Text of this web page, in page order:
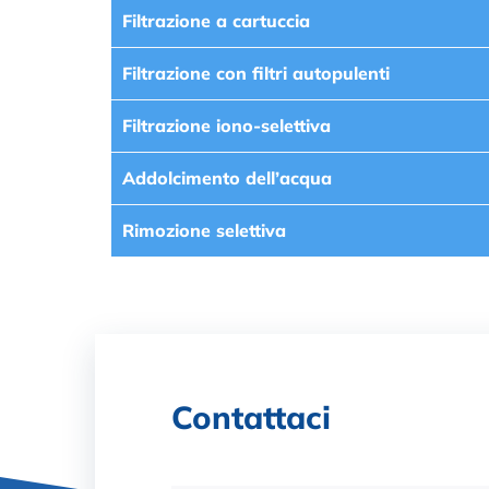
Filtrazione a cartuccia
Filtrazione con filtri autopulenti
Filtrazione iono-selettiva
Addolcimento dell’acqua
Rimozione selettiva
Contattaci